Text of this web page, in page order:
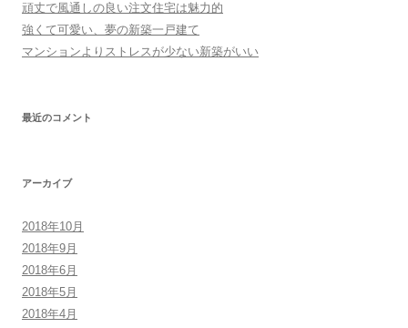
頑丈で風通しの良い注文住宅は魅力的
強くて可愛い、夢の新築一戸建て
マンションよりストレスが少ない新築がいい
最近のコメント
アーカイブ
2018年10月
2018年9月
2018年6月
2018年5月
2018年4月